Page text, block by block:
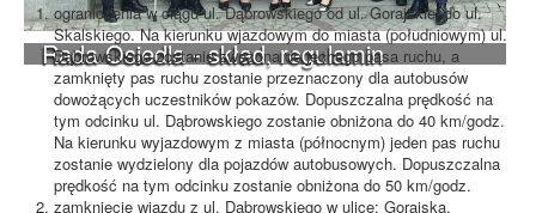
Rada Osiedla - skład, regulamin
ograniczenia w ciągu ul. Dąbrowskiego od ul. Gorajskiej do ul.
Skalskiego. Na kierunku wjazdowym do miasta (południowym) ul.
Dąbrowskiego zostanie zwężona do jednego pasa ruchu, a
zamknięty pas ruchu zostanie przeznaczony dla autobusów
dowożących uczestników pokazów. Dopuszczalna prędkość na
tym odcinku ul. Dąbrowskiego zostanie obniżona do 40 km/godz.
Na kierunku wyjazdowym z miasta (północnym) jeden pas ruchu
zostanie wydzielony dla pojazdów autobusowych. Dopuszczalna
prędkość na tym odcinku zostanie obniżona do 50 km/godz.
zamknięcie wjazdu z ul. Dąbrowskiego w ulice: Gorajską,